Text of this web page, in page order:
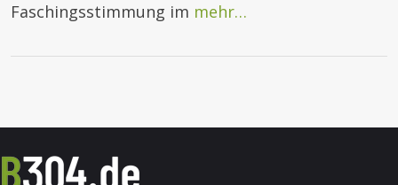
Faschingsstimmung im mehr…